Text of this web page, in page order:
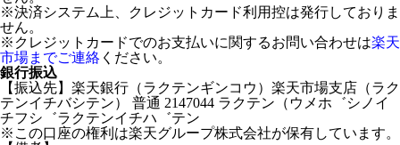
※決済システム上、クレジットカード利用控は発行しておりま
せん。
※クレジットカードでのお支払いに関するお問い合わせは楽天
市場までご連絡 ください。
銀行振込
【振込先】楽天銀行（ラクテンギンコウ）楽天市場支店（ラク
テンイチバシテン） 普通 2147044 ラクテン（ウメホ゛シノイ
チフシ゛ラクテンイチハ゛テン
※この口座の権利は楽天グループ株式会社が保有しています。